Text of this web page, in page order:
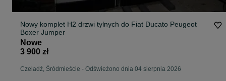
Nowy komplet H2 drzwi tylnych do Fiat Ducato Peugeot
Boxer Jumper
Nowe
3 900 zł
Czeladź, Śródmieście - Odświeżono dnia 04 sierpnia 2026